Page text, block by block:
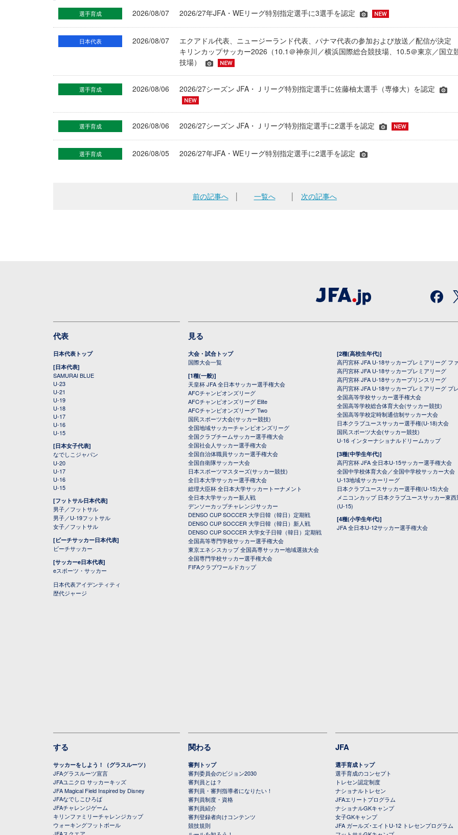
選手育成 2026/08/07 2026/27年JFA・WEリーグ特別指定選手に3選手を認定
日本代表 2026/08/07
エクアドル代表、ニュージーランド代表、パナマ代表の参加および放送／配信が決定
キリンカップサッカー2026（10.1＠神奈川／横浜国際総合競技場、10.5＠東京／国立
技場）
選手育成 2026/08/06 2026/27シーズン JFA・Ｊリーグ特別指定選手に佐藤柚太選手（専修大）を認定
選手育成 2026/08/06 2026/27シーズン JFA・Ｊリーグ特別指定選手に2選手を認定
選手育成 2026/08/05 2026/27年JFA・WEリーグ特別指定選手に2選手を認定
前の記事へ│ 一覧へ 次の記事へ
代表
日本代表トップ
[日本代表]
SAMURAI BLUE
U-23
U-21
U-19
U-18
U-17
U-16
U-15
[日本女子代表]
なでしこジャパン
U-20
U-17
U-16
U-15
[フットサル日本代表]
男子／フットサル
男子／U-19フットサル
女子／フットサル
[ビーチサッカー日本代表]
ビーチサッカー
[サッカーe日本代表]
eスポーツ・サッカー
日本代表アイデンティティ
歴代ジャージ
見る
大会・試合トップ
国際大会一覧
[1種(一般)]
天皇杯 JFA 全日本サッカー選手権大会
AFCチャンピオンズリーグ
AFCチャンピオンズリーグ Elite
AFCチャンピオンズリーグ Two
国民スポーツ大会(サッカー競技)
全国地域サッカーチャンピオンズリーグ
全国クラブチームサッカー選手権大会
全国社会人サッカー選手権大会
全国自治体職員サッカー選手権大会
全国自衛隊サッカー大会
日本スポーツマスターズ(サッカー競技)
全日本大学サッカー選手権大会
総理大臣杯 全日本大学サッカートーナメント
全日本大学サッカー新人戦
デンソーカップチャレンジサッカー
DENSO CUP SOCCER 大学日韓（韓日）定期戦
DENSO CUP SOCCER 大学日韓（韓日）新人戦
DENSO CUP SOCCER 大学女子日韓（韓日）定期戦
全国高等専門学校サッカー選手権大会
東京エネシスカップ 全国高専サッカー地域選抜大会
全国専門学校サッカー選手権大会
FIFAクラブワールドカップ
[2種(高校生年代)]
高円宮杯 JFA U-18サッカープレミアリーグ フ
高円宮杯 JFA U-18サッカープレミアリーグ
高円宮杯 JFA U-18サッカープリンスリーグ
高円宮杯 JFA U-18サッカープレミアリーグ プ
全国高等学校サッカー選手権大会
全国高等学校総合体育大会(サッカー競技)
全国高等学校定時制通信制サッカー大会
日本クラブユースサッカー選手権(U-18)大会
国民スポーツ大会(サッカー競技)
U-16 インターナショナルドリームカップ
[3種(中学生年代)]
高円宮杯 JFA 全日本U-15サッカー選手権大会
全国中学校体育大会／全国中学校サッカー大会
U-13地域サッカーリーグ
日本クラブユースサッカー選手権(U-15)大会
メニコンカップ 日本クラブユースサッカー東
(U-15)
[4種(小学生年代)]
JFA 全日本U-12サッカー選手権大会
する
サッカーをしよう！（グラスルーツ）
JFAグラスルーツ宣言
JFAユニクロ サッカーキッズ
JFA Magical Field Inspired by Disney
JFAなでしこひろば
JFAチャレンジゲーム
キリンファミリーチャレンジカップ
ウォーキングフットボール
関わる
審判トップ
審判委員会のビジョン2030
審判員とは？
審判員・審判指導者になりたい！
審判員制度・資格
審判員紹介
審判登録者向けコンテンツ
競技規則
JFA
選手育成トップ
選手育成のコンセプト
トレセン認定制度
ナショナルトレセン
JFAエリートプログラム
ナショナルGKキャンプ
女子GKキャンプ
JFA ガールズ･エイトU-12 トレセンプログラム